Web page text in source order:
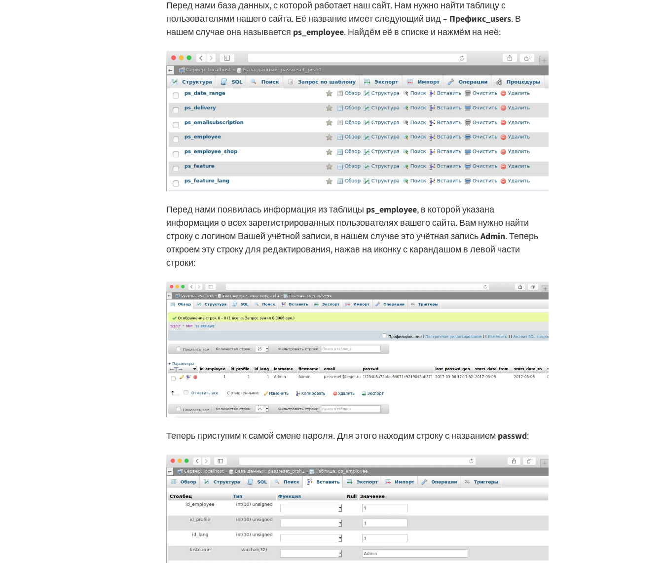
Перед нами база данных, с которой работает наш сайт. Нам нужно найти таблицу с
пользователями нашего сайта. Её название имеет следующий вид – Префикс_users. В
нашем случае она называется ps_employee. Найдём её в списке и нажмём на неё:
Перед нами появилась информация из таблицы ps_employee, в которой указана
информация о всех зарегистрированных пользователях вашего сайта. Вам нужно найти
строку с логином Вашей учётной записи, в нашем случае это учётная записьAdmin. Теперь
откроем эту строку для редактирования, нажав на иконку с карандашом в левой части
строки:
Теперь приступим к самой смене пароля. Для этого находим строку с названием passwd: